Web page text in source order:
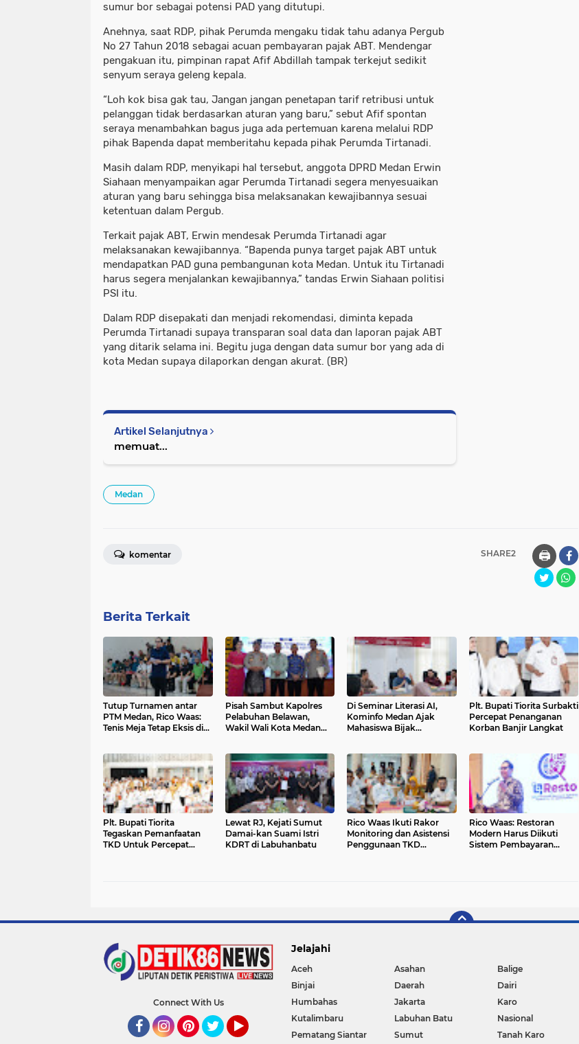
sumur bor sebagai potensi PAD yang ditutupi.
Anehnya, saat RDP, pihak Perumda mengaku tidak tahu adanya Pergub
No 27 Tahun 2018 sebagai acuan pembayaran pajak ABT. Mendengar
pengakuan itu, pimpinan rapat Afif Abdillah tampak terkejut sedikit
senyum seraya geleng kepala.
“Loh kok bisa gak tau, Jangan jangan penetapan tarif retribusi untuk
pelanggan tidak berdasarkan aturan yang baru,” sebut Afif spontan
seraya menambahkan bagus juga ada pertemuan karena melalui RDP
pihak Bapenda dapat memberitahu kepada pihak Perumda Tirtanadi.
Masih dalam RDP, menyikapi hal tersebut, anggota DPRD Medan Erwin
Siahaan menyampaikan agar Perumda Tirtanadi segera menyesuaikan
aturan yang baru sehingga bisa melaksanakan kewajibannya sesuai
ketentuan dalam Pergub.
Terkait pajak ABT, Erwin mendesak Perumda Tirtanadi agar
melaksanakan kewajibannya. “Bapenda punya target pajak ABT untuk
mendapatkan PAD guna pembangunan kota Medan. Untuk itu Tirtanadi
harus segera menjalankan kewajibannya,” tandas Erwin Siahaan politisi
PSI itu.
Dalam RDP disepakati dan menjadi rekomendasi, diminta kepada
Perumda Tirtanadi supaya transparan soal data dan laporan pajak ABT
yang ditarik selama ini. Begitu juga dengan data sumur bor yang ada di
kota Medan supaya dilaporkan dengan akurat. (BR)
Artikel Selanjutnya
memuat...
Medan
SHARE2 🖨️
komentar
Berita Terkait
Tutup Turnamen antar
PTM Medan, Rico Waas:
Tenis Meja Tetap Eksis di
Pisah Sambut Kapolres
Pelabuhan Belawan,
Wakil Wali Kota Medan
Belawan Yang Indah dan
Aman
Di Seminar Literasi AI,
Kominfo Medan Ajak
Mahasiswa Bijak
Plt. Bupati Tiorita Surbakti
Percepat Penanganan
Korban Banjir Langkat
Plt. Bupati Tiorita
Tegaskan Pemanfaatan
TKD Untuk Percepat
Lewat RJ, Kejati Sumut
Damai-kan Suami Istri
KDRT di Labuhanbatu
Rico Waas Ikuti Rakor
Monitoring dan Asistensi
Penggunaan TKD
Rico Waas: Restoran
Modern Harus Diikuti
Sistem Pembayaran
Connect With Us
Jelajahi
Aceh Asahan Balige
Binjai
Daerah Dairi
Humbahas
Jakarta Karo
Kutalimbaru
Labuhan Batu Nasional
Pematang Siantar
Sumut Tanah Karo